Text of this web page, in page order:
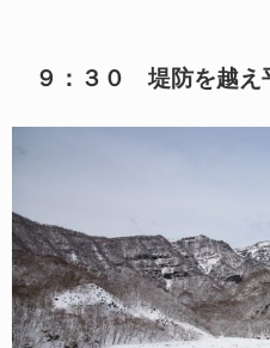
９：３０ 堤防を越え